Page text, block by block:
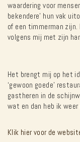
waardering voor
bekendere’ hun vak
of een timmerman zijn.
volgens mij met zijn
Het brengt mij op het
‘gewoon goede’
gastheren in de
wat en dan heb ik
Klik hier voor de